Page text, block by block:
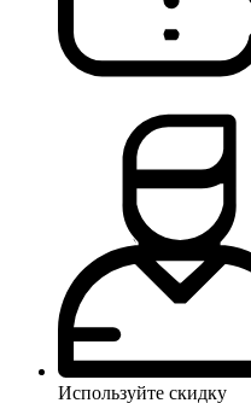
Используйте скидку